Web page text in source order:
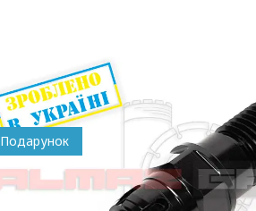
Подарунок